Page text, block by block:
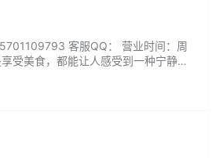
客服QQ： 营业时间：周
受美食，都能让人感受到一种宁静与